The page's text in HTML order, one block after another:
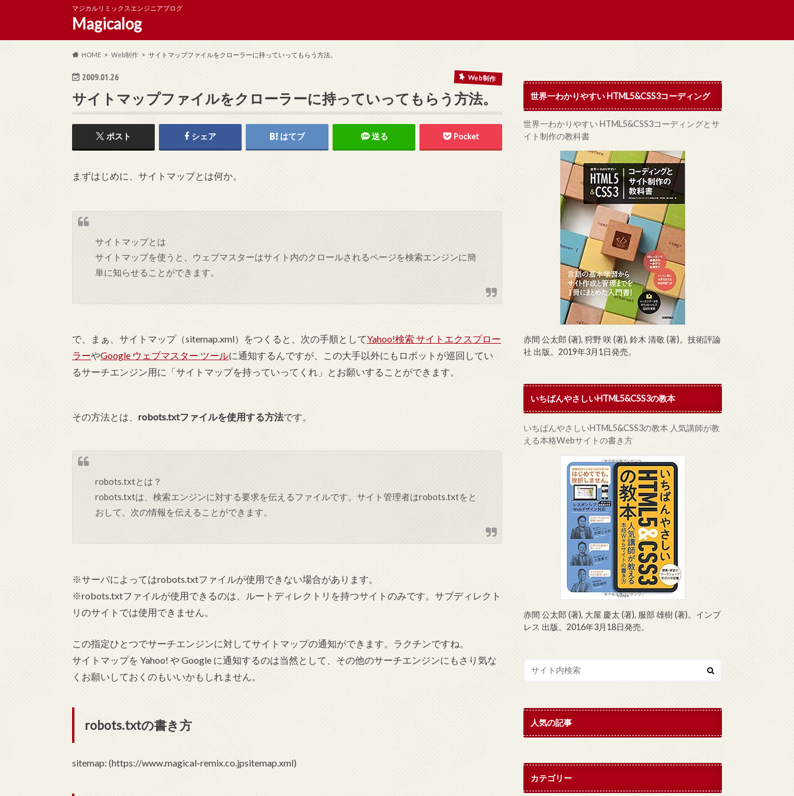
マジカルリミックスエンジニアブログ
Magicalog
HOME Web制作 サイトマップファイルをクローラーに持っていってもらう方法。
2009.01.26 Web制作
サイトマップファイルをクローラーに持っていってもらう方法。
ポスト シェア はてブ 送る Pocket
まずはじめに、サイトマップとは何か。
サイトマップとは
サイトマップを使うと、ウェブマスターはサイト内のクロールされるページを検索エンジンに簡
単に知らせることができます。
で、まぁ、サイトマップ（sitemap.xml）をつくると、次の手順としてYahoo!検索 サイトエクスプロー
ラーやGoogle ウェブマスター ツールに通知するんですが、この大手以外にもロボットが巡回してい
るサーチエンジン用に「サイトマップを持っていってくれ」とお願いすることができます。
その方法とは、 robots.txtファイルを使用する方法です。
robots.txtとは？
robots.txtは、検索エンジンに対する要求を伝えるファイルです。サイト管理者はrobots.txtをと
おして、次の情報を伝えることができます。
※サーバによってはrobots.txtファイルが使用できない場合があります。
※robots.txtファイルが使用できるのは、ルートディレクトリを持つサイトのみです。サブディレクト
リのサイトでは使用できません。
この指定ひとつでサーチエンジンに対してサイトマップの通知ができます。ラクチンですね。
サイトマップを Yahoo! や Google に通知するのは当然として、その他のサーチエンジンにもさり気な
くお願いしておくのもいいかもしれません。
robots.txtの書き方
sitemap: (https://www.magical-remix.co.jpsitemap.xml)
世界一わかりやすい HTML5&CSS3コーディング
世界一わかりやすい HTML5&CSS3コーディングとサ
イト制作の教科書
赤間 公太郎 (著), 狩野 咲 (著), 鈴木 清敬 (著)。技術評論
社 出版。2019年3月1日発売。
いちばんやさしいHTML5&CSS3の教本
いちばんやさしいHTML5&CSS3の教本 人気講師が教
える本格Webサイトの書き方
赤間 公太郎 (著), 大屋 慶太 (著), 服部 雄樹 (著)。インプ
レス 出版。2016年3月18日発売。
人気の記事
カテゴリー